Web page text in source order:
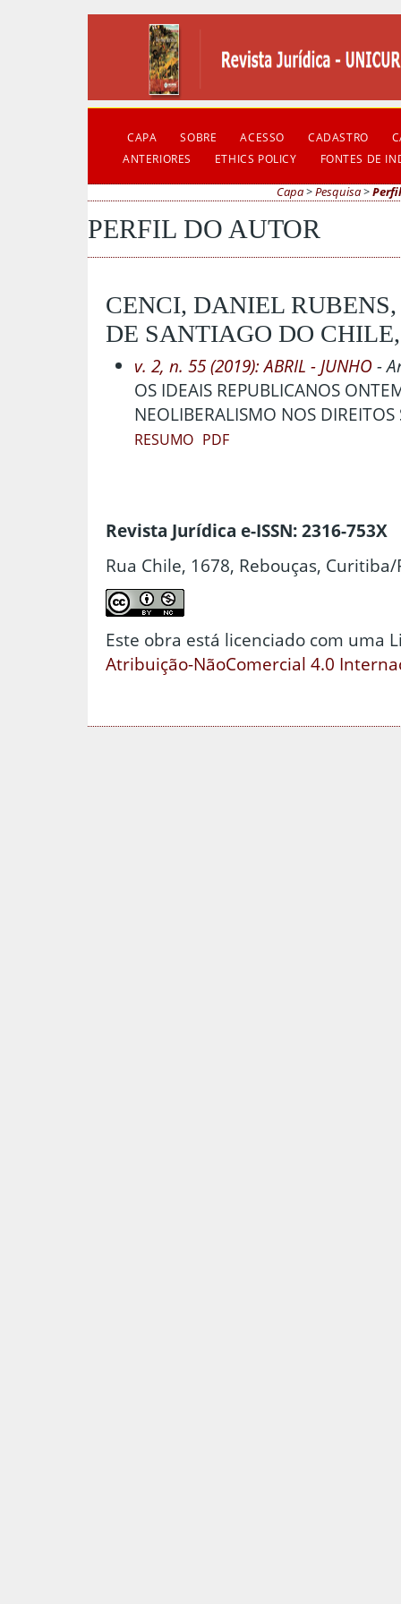
CAPA SOBRE ACESSO CADASTRO
ANTERIORES
ETHICS POLICY FONTES DE
Capa>Pesquisa>
PERFIL DO AUTOR
CENCI, DANIEL
DE SANTIAGO DO
v. 2, n. 55 (2019): ABRIL - JUNHO -
OS IDEAIS REPUBLICANOS
NEOLIBERALISMO NOS DIREITOS
RESUMO PDF
Revista Jurídica e-ISSN: 2316-753X
Rua Chile, 1678, Rebouças, Curitiba/
Este obra está licenciado com uma
Atribuição-NãoComercial 4.0